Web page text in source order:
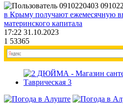
в Крыму получают ежемесячную
материнского капитала
17:22 31.10.2023
1 53365